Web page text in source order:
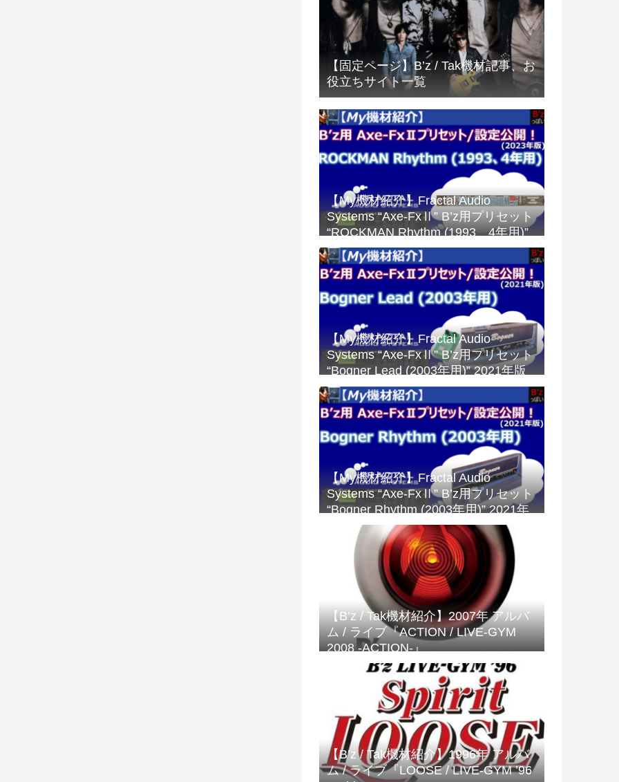
【固定ページ】B’z / Tak機材記事、お
役立ちサイト一覧
【My機材紹介】Fractal Audio
Systems “Axe-FxⅡ” B’z用プリセット
“ROCKMAN Rhythm (1993、4年用)”
2023年版
【My機材紹介】Fractal Audio
Systems “Axe-FxⅡ” B’z用プリセット
“Bogner Lead (2003年用)” 2021年版
【My機材紹介】Fractal Audio
Systems “Axe-FxⅡ” B’z用プリセット
“Bogner Rhythm (2003年用)” 2021年
【B’z / Tak機材紹介】2007年 アルバ
ム / ライブ『ACTION / LIVE-GYM
2008 -ACTION-』
【B’z / Tak機材紹介】1996年 アルバ
ム / ライブ『LOOSE / LIVE-GYM ’96